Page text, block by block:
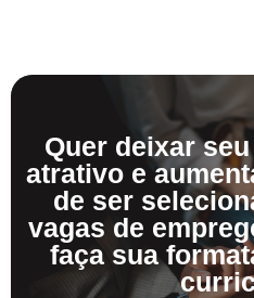
Quer deixar
atrativo e
de ser
vagas de
faça sua